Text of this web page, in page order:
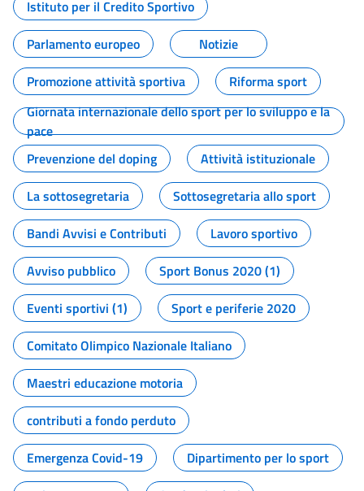
Istituto per il Credito Sportivo
Parlamento europeo
Notizie
Promozione attività sportiva
Riforma sport
Giornata internazionale dello sport per lo sviluppo e la
pace
Prevenzione del doping
Attività istituzionale
La sottosegretaria
Sottosegretaria allo sport
Bandi Avvisi e Contributi
Lavoro sportivo
Avviso pubblico
Sport Bonus 2020 (1)
Eventi sportivi (1)
Sport e periferie 2020
Comitato Olimpico Nazionale Italiano
Maestri educazione motoria
contributi a fondo perduto
Emergenza Covid-19
Dipartimento per lo sport